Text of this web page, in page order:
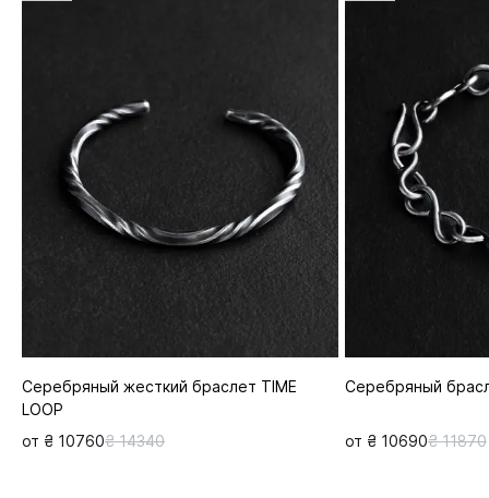
Серебряный жесткий браслет TIME
LOOP
от ₴ 10760₴ 14340
Серебряный
от ₴ 10690₴ 11870